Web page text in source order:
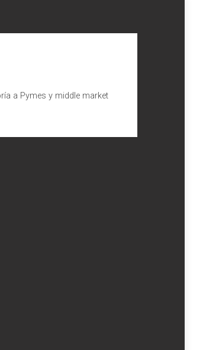
a Pymes y middle market